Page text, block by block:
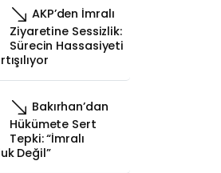
AKP’den İmralı
Ziyaretine Sessizlik:
Sürecin Hassasiyeti
Bakırhan’dan
Hükümete Sert
Tepki: “İmralı
Değil”